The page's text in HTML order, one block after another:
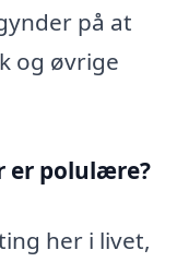
på at
og øvrige
er polulære?
her i livet,